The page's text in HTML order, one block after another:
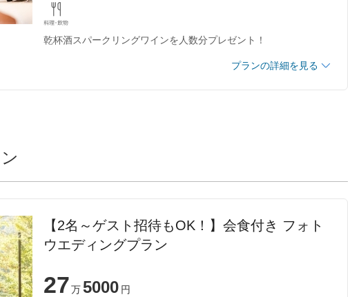
ティシエ特製ウエディングケーキ
ーケ・メインテーブル装花・ゲストテーブル装花 50000円OFF
ナップ写真（全カットデータ付）※カメラマン出張料込み 100000円OFF
貸切（ウェイティングルーム・出席者着替場所・新郎新婦控室）
ヘアメイク（1点お開きまで・リハーサル込・アテンド付き）
着付に含む
ィシエ特製ウエディングケーキ
乾杯酒スパークリングワインを人数分プレゼント！
プランの詳細を見る
食事の後は、館内見学も可能です。
【2名～ゲスト招待もOK！】会食付き フォト
ウエディングプラン
27万5000 円